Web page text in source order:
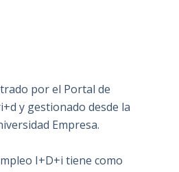
por el Portal de
y gestionado desde la
Empresa.
I+D+i tiene como